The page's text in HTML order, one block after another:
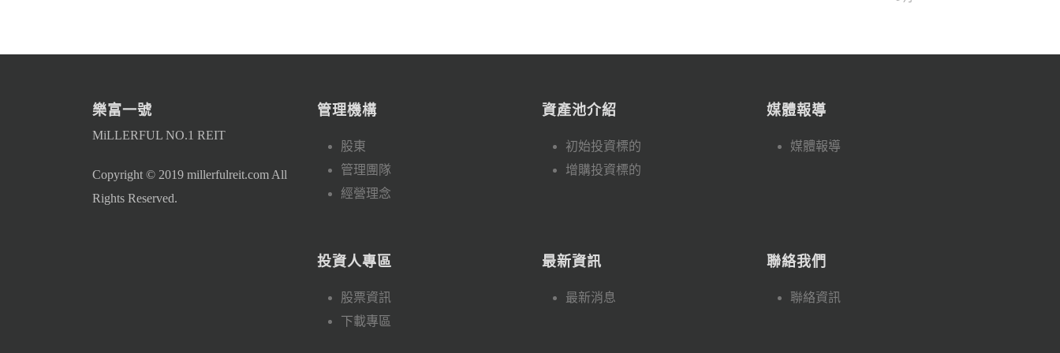
樂富一號
MiLLERFUL NO.1 REIT
Copyright © 2019 millerfulreit.com All
Rights Reserved.
管理機構
股東
管理團隊
經營理念
投資人專區
股票資訊
下載專區
資產池介紹
初始投資標的
增購投資標的
最新資訊
最新消息
媒體報導
媒體報導
聯絡我們
聯絡資訊